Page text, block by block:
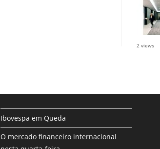
2 views
Ibovespa em Queda
O mercado financeiro internacional